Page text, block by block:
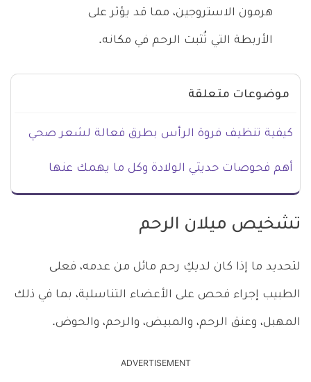
هرمون الاستروجين، مما قد يؤثر على
الأربطة التي تُثبت الرحم في مكانه.
موضوعات متعلقة
كيفية تنظيف فروة الرأس بطرق فعالة لشعر صحي
أهم فحوصات حديثي الولادة وكل ما يهمك عنها
تشخيص ميلان الرحم
لتحديد ما إذا كان لديكِ رحم مائل من عدمه، فعلى
الطبيب إجراء فحص على الأعضاء التناسلية، بما في ذلك
المهبل، وعنق الرحم، والمبيض، والرحم، والحوض.
ADVERTISEMENT